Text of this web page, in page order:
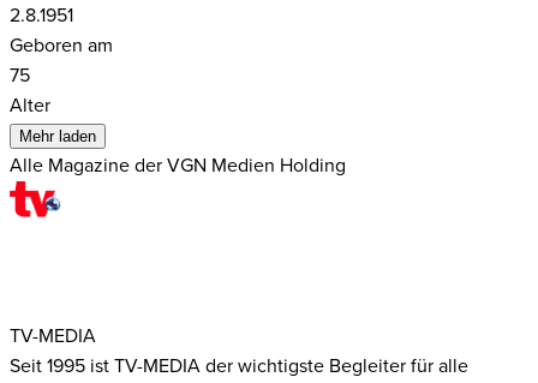
2.8.1951
Geboren am
75
Alter
Mehr laden
Alle Magazine der VGN Medien Holding
TV-MEDIA
Seit 1995 ist TV-MEDIA der wichtigste Begleiter für alle